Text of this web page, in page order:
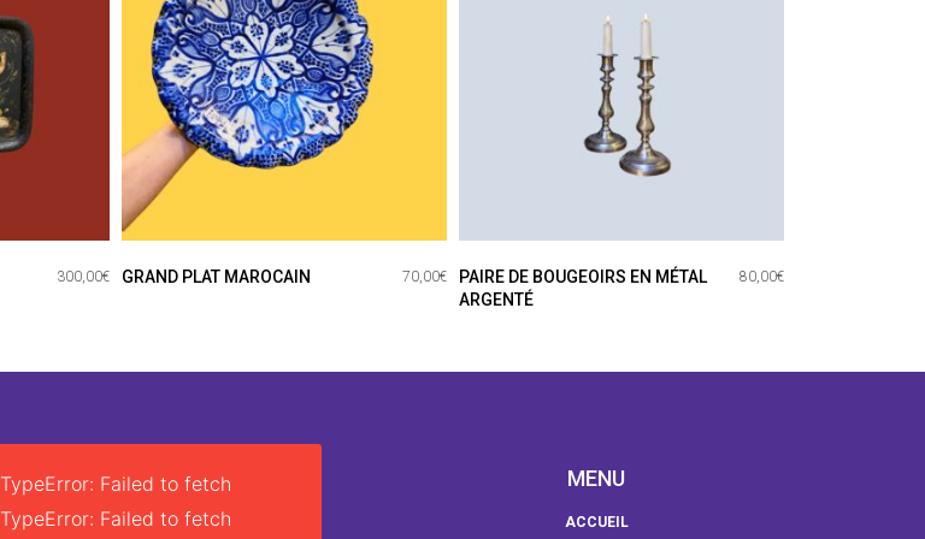
300,00€ GRAND PLAT MAROCAIN 70,00€
PAIRE DE BOUGEOIRS EN MÉTAL
ARGENTÉ
80,00€
TypeError: Failed to fetch
TypeError: Failed to fetch
MENU
ACCUEIL